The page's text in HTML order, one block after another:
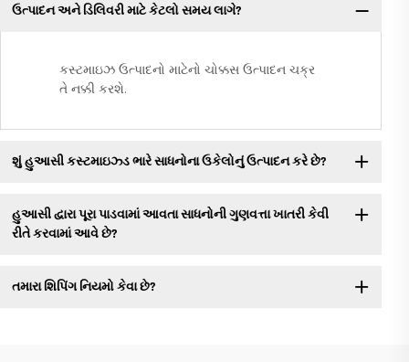
ઉત્પાદન અને ડિલિવરી માટે કેટલો સમય લાગે?
કસ્ટમાઇઝ ઉત્પાદનો માટેનો ચોક્કસ ઉત્પાદન ચક્ર
તે નક્કી કરશે.
શું હુઆસી કસ્ટમાઇઝ્ડ ભારે સાધનોના ઉકેલોનું ઉત્પાદન કરે છે?
હુઆસી દ્વારા પૂરા પાડવામાં આવતા સાધનોની ગુણવત્તા ખાતરી કેવી
રીતે કરવામાં આવે છે?
તમારા શિપિંગ નિયમો કેવા છે?